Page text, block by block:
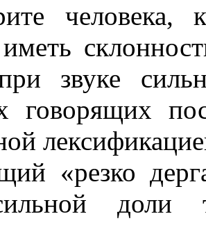
звуке
говорящих
«резко